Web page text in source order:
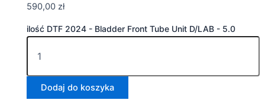
590,00 zł
ilość DTF 2024 - Bladder Front Tube Unit D/LAB - 5.0
Dodaj do koszyka